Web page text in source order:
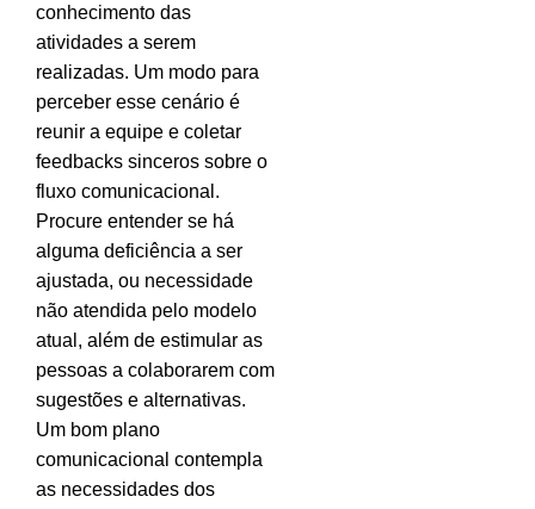
conhecimento das
atividades a serem
realizadas. Um modo para
perceber esse cenário é
reunir a equipe e coletar
feedbacks sinceros sobre o
fluxo comunicacional.
Procure entender se há
alguma deficiência a ser
ajustada, ou necessidade
não atendida pelo modelo
atual, além de estimular as
pessoas a colaborarem com
sugestões e alternativas.
Um bom plano
comunicacional contempla
as necessidades dos